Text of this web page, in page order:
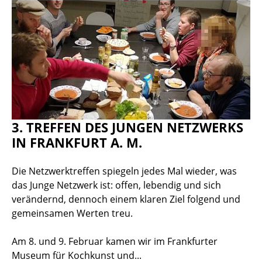
3. TREFFEN DES JUNGEN NETZWERKS
IN FRANKFURT A. M.
Die Netzwerktreffen spiegeln jedes Mal wieder, was
das Junge Netzwerk ist: offen, lebendig und sich
verändernd, dennoch einem klaren Ziel folgend und
gemeinsamen Werten treu.
Am 8. und 9. Februar kamen wir im Frankfurter
Museum für Kochkunst und...